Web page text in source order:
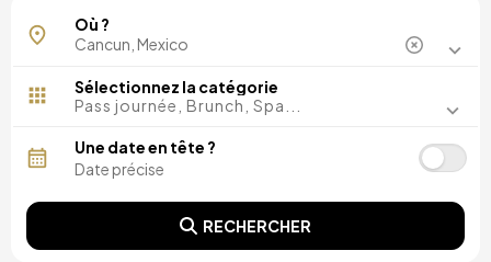
Akumal
Costa Mujeres
Playa del Carmen
Puerto Morelos
Où ?
Sélectionnez la catégorie
Pass journée, Brunch, Spa...
Une date en tête ?
RECHERCHER